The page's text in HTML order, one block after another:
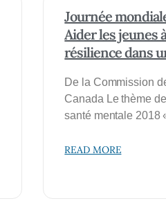
Journée
Aider les jeunes
résilience dans
De la Commission
Canada Le thème
santé mentale 2018
READ MORE